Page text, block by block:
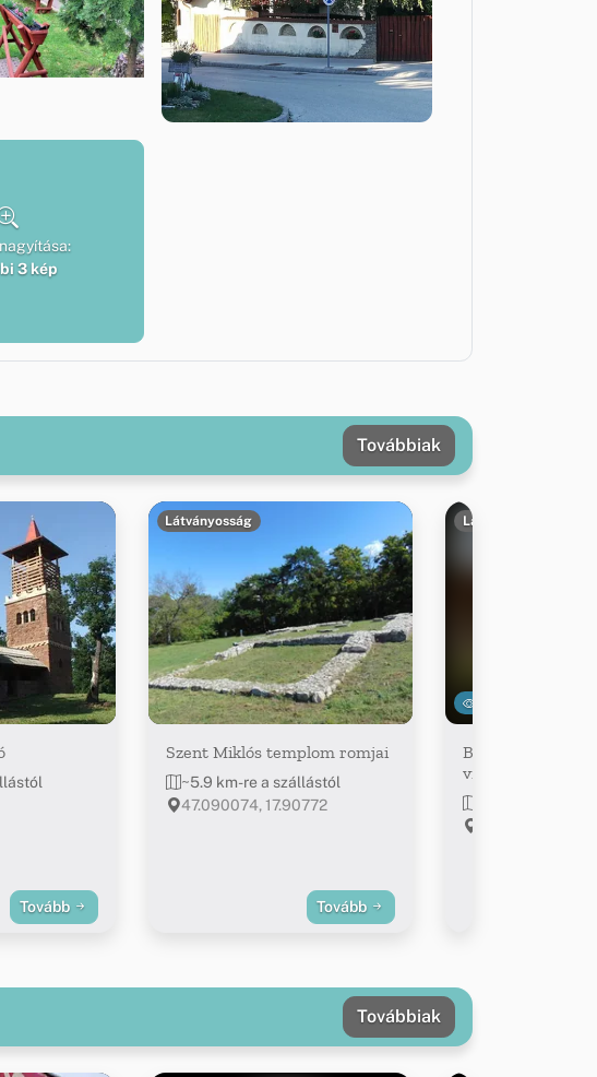
3 kép
Továbbiak
Tovább
Látványosság
Szent Miklós templom romjai
~5.9 km-re a szállástól
47.090074, 17.90772
Tovább
Látványosság
Baláca - Római
villagazdaság
Továbbiak